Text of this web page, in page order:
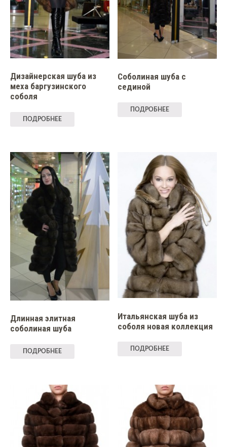
Дизайнерская шуба из
меха баргузинского
соболя
ПОДРОБНЕЕ
Соболиная шуба с
сединой
ПОДРОБНЕЕ
Длинная элитная
соболиная шуба
ПОДРОБНЕЕ
Итальянская шуба из
соболя новая коллекция
ПОДРОБНЕЕ